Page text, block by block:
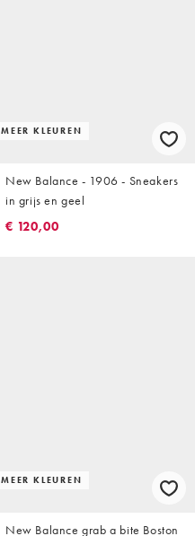
MEER KLEUREN
New Balance - 1906 - Sneakers
in grijs en geel
€ 120,00
MEER KLEUREN
New Balance grab a bite Boston